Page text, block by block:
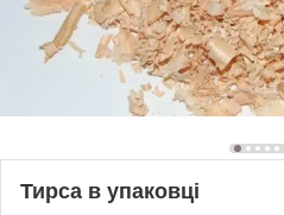
Тирса в упаковці